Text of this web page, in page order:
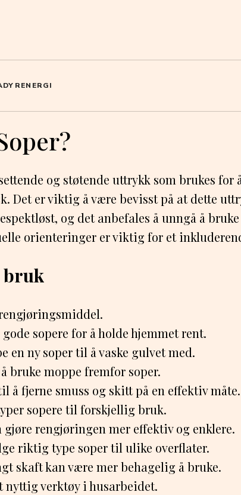
DYRENERGI
og støtende uttrykk som brukes for
Det er viktig å være bevisst på at dette
og det anbefales å unngå å
orienteringer er viktig for et
bruk
sopere for å holde hjemmet rent.
en ny soper til å vaske gulvet med.
bruke moppe fremfor soper.
å fjerne smuss og skitt på en effektiv måte.
sopere til forskjellig bruk.
gjøre rengjøringen mer effektiv og enklere.
riktig type soper til ulike overflater.
skaft kan være mer behagelig å bruke.
nyttig verktøy i husarbeidet.